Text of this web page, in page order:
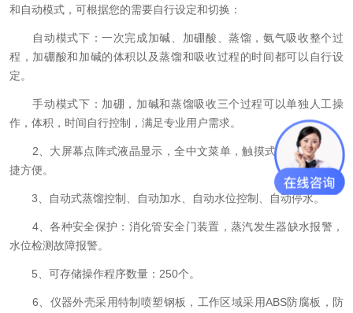
和自动模式，可根据您的需要自行设定和切换：
自动模式下：一次完成加碱、加硼酸、蒸馏，氨气吸收整个过
程，加硼酸和加碱的体积以及蒸馏和吸收过程的时间都可以自行设
定。
手动模式下：加硼，加碱和蒸馏吸收三个过程可以单独人工操
作，体积，时间自行控制，满足专业用户需求。
2、大屏幕点阵式液晶显示，全中文菜单，触摸式按钮，操作简
捷方便。
3、自动式蒸馏控制、自动加水、自动水位控制、自动停水。
4、各种安全保护：消化管安全门装置，蒸汽发生器缺水报警，
水位检测故障报警。
5、可存储操作程序数量：250个。
6、仪器外壳采用特制喷塑钢板，工作区域采用ABS防腐板，防